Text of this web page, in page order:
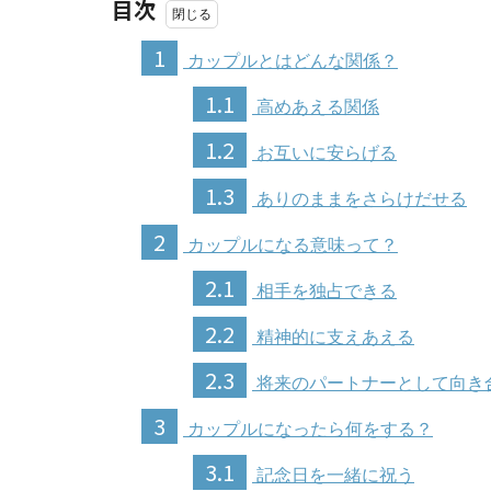
目次
1
カップルとはどんな関係？
1.1 高めあえる関係
1.2 お互いに安らげる
1.3 ありのままをさらけだせる
2 カップルになる意味って？
2.1 相手を独占できる
2.2 精神的に支えあえる
2.3 将来のパートナーとして向き
3 カップルになったら何をする？
3.1 記念日を一緒に祝う